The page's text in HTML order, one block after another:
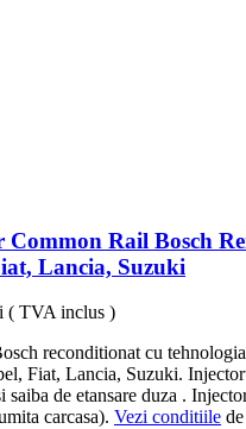
Common Rail Bosch
Lancia, Suzuki
( TVA inclus )
reconditionat cu tehnologia
Fiat, Lancia, Suzuki.
saiba de etansare duza .
carcasa). Vezi conditiile